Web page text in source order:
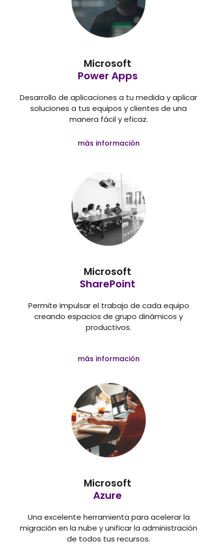
Microsoft
Power Apps
Desarrollo de aplicaciones a tu medida y aplicar
soluciones a tus equipos y clientes de una
manera fácil y eficaz.
más información
Microsoft
SharePoint
Permite impulsar el trabajo de cada equipo
creando espacios de grupo dinámicos y
productivos.
más información
Microsoft
Azure
Una excelente herramienta para acelerar la
migración en la nube y unificar la administración
de todos tus recursos.